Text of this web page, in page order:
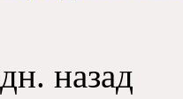
назад